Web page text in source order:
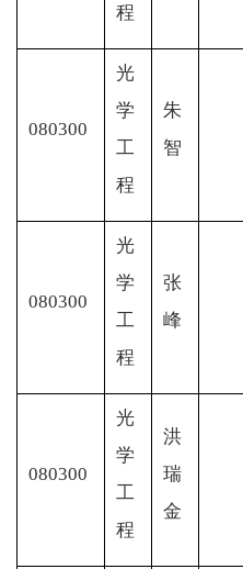
程
080300
光
学
工
程
朱
智
080300
光
学
工
程
张
峰
080300
光
学
工
程
洪
瑞
金